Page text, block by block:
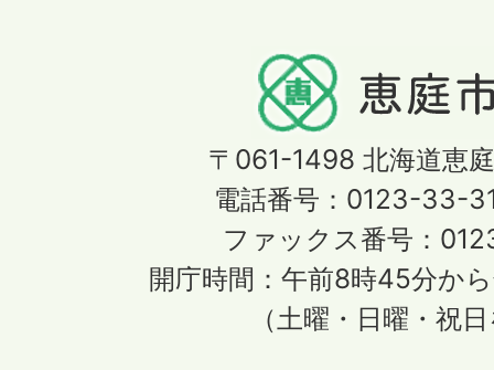
〒061-1498 北海道恵
電話番号：0123-33-
ファックス番号：
開庁時間：午前8時45分か
（土曜・日曜・祝